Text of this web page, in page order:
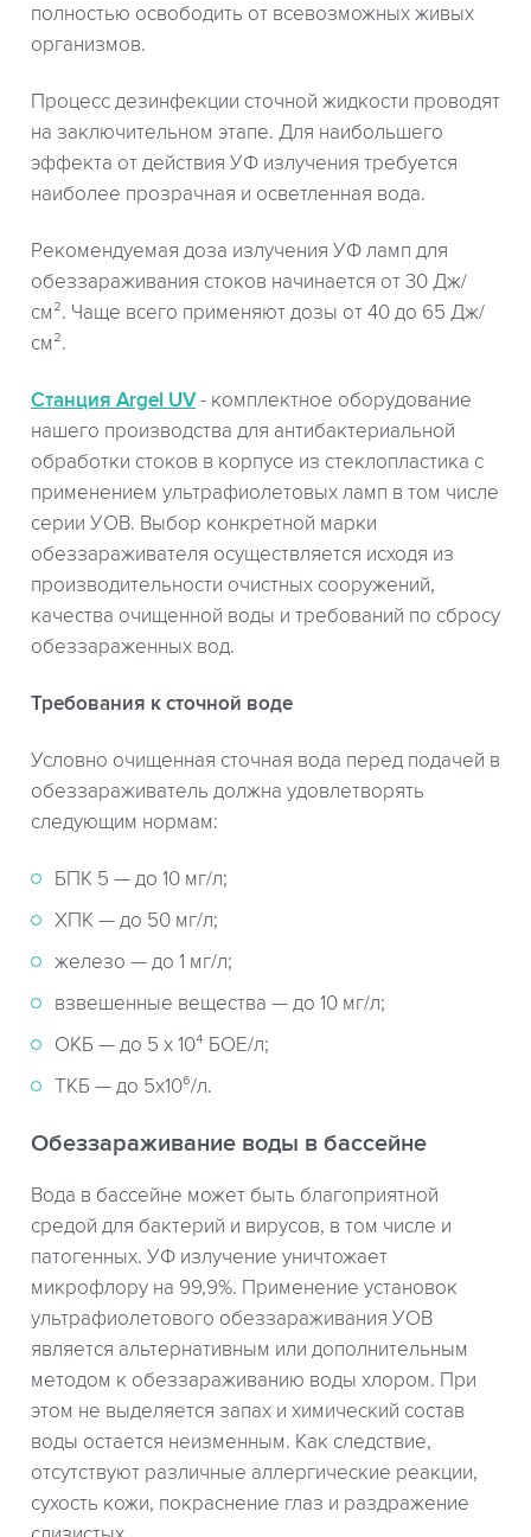
полностью освободить от всевозможных живых
организмов.
Процесс дезинфекции сточной жидкости проводят
на заключительном этапе. Для наибольшего
эффекта от действия УФ излучения требуется
наиболее прозрачная и осветленная вода.
Рекомендуемая доза излучения УФ ламп для
обеззараживания стоков начинается от 30 Дж/
см². Чаще всего применяют дозы от 40 до 65 Дж/
см².
Станция Argel UV- комплектное оборудование
нашего производства для антибактериальной
обработки стоков в корпусе из стеклопластика с
применением ультрафиолетовых ламп в том числе
серии УОВ. Выбор конкретной марки
обеззараживателя осуществляется исходя из
производительности очистных сооружений,
качества очищенной воды и требований по сбросу
обеззараженных вод.
Требования к сточной воде
Условно очищенная сточная вода перед подачей в
обеззараживатель должна удовлетворять
следующим нормам:
БПК 5 — до 10 мг/л;
ХПК — до 50 мг/л;
железо — до 1 мг/л;
взвешенные вещества — до 10 мг/л;
ОКБ — до 5 х 10⁴ БОЕ/л;
ТКБ — до 5х10⁶/л.
Обеззараживание воды в бассейне
Вода в бассейне может быть благоприятной
средой для бактерий и вирусов, в том числе и
патогенных. УФ излучение уничтожает
микрофлору на 99,9%. Применение установок
ультрафиолетового обеззараживания УОВ
является альтернативным или дополнительным
методом к обеззараживанию воды хлором. При
этом не выделяется запах и химический состав
воды остается неизменным. Как следствие,
отсутствуют различные аллергические реакции,
сухость кожи, покраснение глаз и раздражение